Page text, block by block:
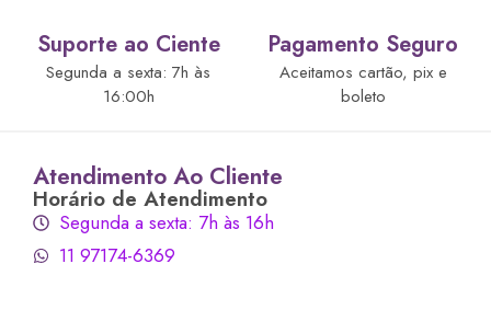
Suporte ao Ciente
Segunda a sexta: 7h às
16:00h
Pagamento Seguro
Aceitamos cartão, pix e
boleto
Atendimento Ao Cliente
Horário de Atendimento
Segunda a sexta: 7h às 16h
11 97174-6369